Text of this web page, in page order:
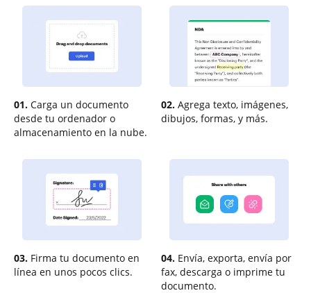
01. Carga un documento
desde tu ordenador o
almacenamiento en la nube.
02. Agrega texto, imágenes,
dibujos, formas, y más.
03. Firma tu documento en
línea en unos pocos clics.
04. Envía, exporta, envía por
fax, descarga o imprime tu
documento.